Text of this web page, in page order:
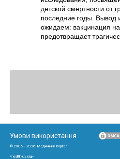
детской смертности от
последние годы. Вывод
ожидаем: вакцинация
предотвращает
Умови використання
© 2006 - 2026 Медичний портал
«health-ua.org»